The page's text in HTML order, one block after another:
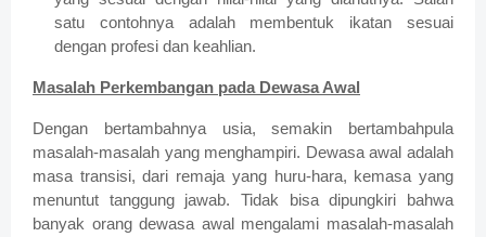
satu contohnya adalah membentuk ikatan sesuai
dengan profesi dan keahlian.
Masalah Perkembangan pada Dewasa Awal
Dengan bertambahnya usia, semakin bertambahpula
masalah-masalah yang menghampiri. Dewasa awal adalah
masa transisi, dari remaja yang huru-hara, kemasa yang
menuntut tanggung jawab. Tidak bisa dipungkiri bahwa
banyak orang dewasa awal mengalami masalah-masalah